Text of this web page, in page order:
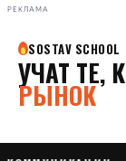
РЕКЛАМА